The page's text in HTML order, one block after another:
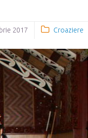
2017 Croaziere